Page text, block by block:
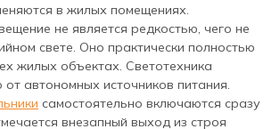
в жилых помещениях.
не является редкостью, чего не
свете. Оно практически полностью
жилых объектах. Светотехника
автономных источников питания.
самостоятельно включаются сразу
внезапный выход из строя